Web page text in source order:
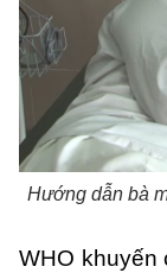
Hướng dẫn bà
WHO khuyến